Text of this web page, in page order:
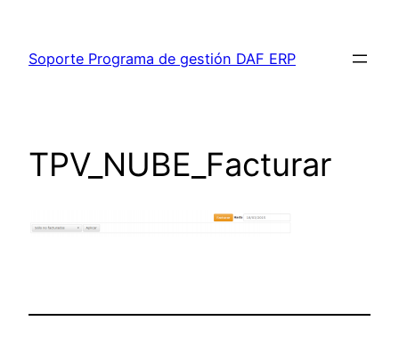
contenido
Soporte Programa de gestión DAF ERP
TPV_NUBE_Facturar